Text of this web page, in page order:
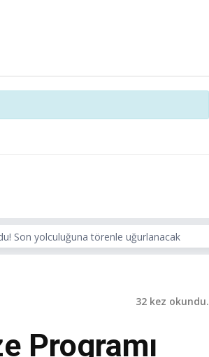
Son yolculuğuna törenle uğurlanacak
32 kez okundu.
Programı